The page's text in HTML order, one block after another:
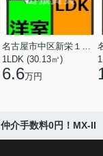
1LDK (30.13㎡)
6.6万円
仲介手数料0円！MX-II